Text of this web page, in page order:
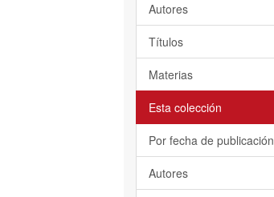
Autores
Títulos
Materias
Esta colección
Por fecha de publicación
Autores